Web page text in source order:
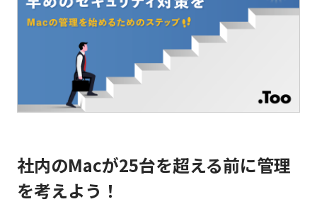
社内のMacが25台を超える前に管理
を考えよう！